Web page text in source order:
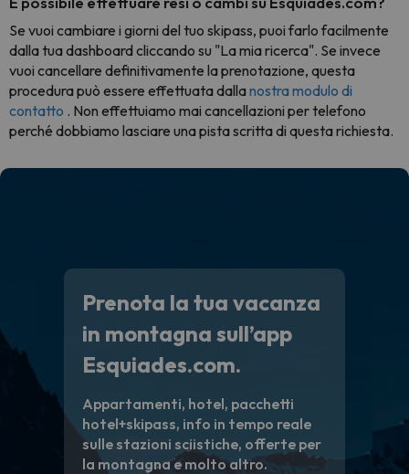
Se vuoi cambiare i giorni del tuo skipass, puoi farlo facilmente
dalla tua dashboard cliccando su "La mia ricerca". Se invece
vuoi cancellare definitivamente la prenotazione, questa
procedura può essere effettuata dallanostra modulo di
contatto . Non effettuiamo mai cancellazioni per telefono
perché dobbiamo lasciare una pista scritta di questa richiesta.
Prenota la tua vacanza
in montagna sull’app
Esquiades.com.
Appartamenti, hotel, pacchetti
hotel+skipass, info in tempo reale
sulle stazioni sciistiche, offerte per
la montagna e molto altro.